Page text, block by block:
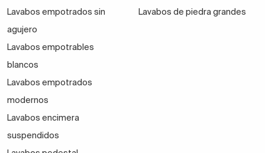
Uno de los elementos que más influye en el importe
resistente y fácil de limpiar, ideal para quienes
buscan un lavabo de encastrar asequible sin
renunciar a la calidad. La resina y el solid surface, por
su parte, permiten diseños más modernos y
personalizados, lo que puede incrementar el precio,
pero también ofrecer un valor estético añadido.
Lavabos empotrados sin
agujero
Lavabos empotrables
blancos
Lavabos empotrados
modernos
Lavabos encimera
suspendidos
Lavabos de piedra grandes